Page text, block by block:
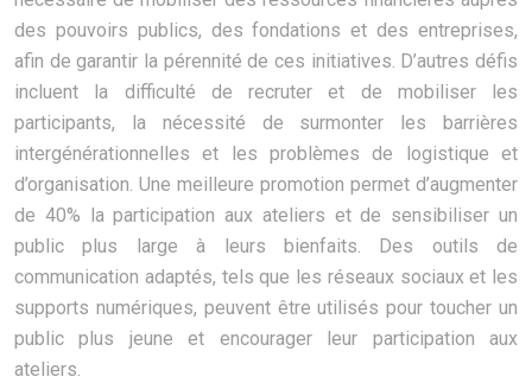
des pouvoirs publics, des fondations et des entreprises,
afin de garantir la pérennité de ces initiatives. D’autres défis
incluent la difficulté de recruter et de mobiliser les
participants, la nécessité de surmonter les barrières
intergénérationnelles et les problèmes de logistique et
d’organisation. Une meilleure promotion permet d’augmenter
de 40% la participation aux ateliers et de sensibiliser un
public plus large à leurs bienfaits. Des outils de
communication adaptés, tels que les réseaux sociaux et les
supports numériques, peuvent être utilisés pour toucher un
public plus jeune et encourager leur participation aux
ateliers.